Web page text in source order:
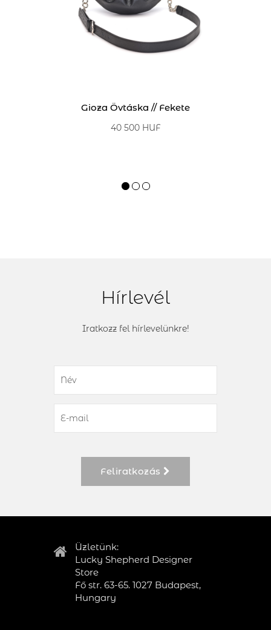
Gioza Övtáska // Fekete
40 500 HUF
Hírlevél
Iratkozz fel hírlevelünkre!
Feliratkozás
Üzletünk:
Lucky Shepherd Designer
Store
Fő str. 63-65. 1027 Budapest,
Hungary